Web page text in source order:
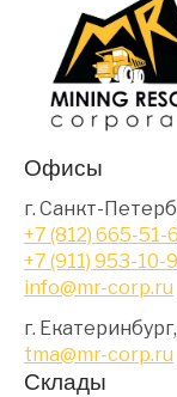
Офисы
г. Санкт-
+7 (812) 665-51-
+7 (911) 953-10-
info@mr-corp.ru
г.
tma@mr-corp.ru
Склады